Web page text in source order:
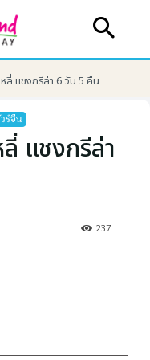
ลี่ แชงกรีล่า 6 วัน 5 คืน
ร์จีน
แชงกรีล่า
237